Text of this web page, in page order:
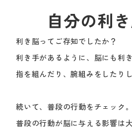
自分の利
利き脳ってご存知でしたか？
利き手があるように、脳にも利
指を組んだり、腕組みをしたり
続いて、普段の行動をチェック。
普段の行動が脳に与える影響は